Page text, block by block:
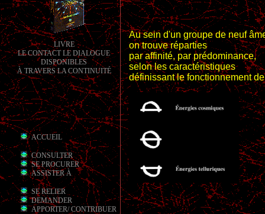
LIVRE
LE CONTACT LE DIALOGUE
DISPONIBLES
À TRAVERS LA CONTINUITÉ
ACCUEIL
CONSULTER
SE PROCURER
ASSISTER À
SE RELIER
DEMANDER
APPORTER/ CONTRIBUER
Au sein d'un groupe de neuf
on trouve réparties
par affinité, par prédominance,
selon les caractéristiques
définissant le fonctionnement